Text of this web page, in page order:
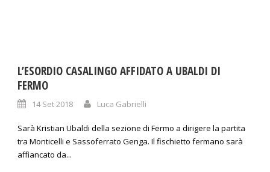
L’ESORDIO CASALINGO AFFIDATO A UBALDI DI
FERMO
14 Set 2018 Luca Gabrielli
Sarà Kristian Ubaldi della sezione di Fermo a dirigere la partita
tra Monticelli e Sassoferrato Genga. Il fischietto fermano sarà
affiancato da...